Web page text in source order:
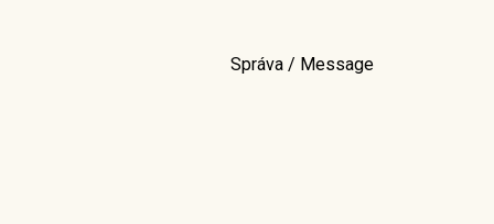
Správa / Message